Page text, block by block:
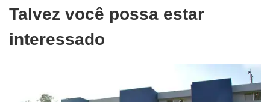
Talvez você possa estar
interessado